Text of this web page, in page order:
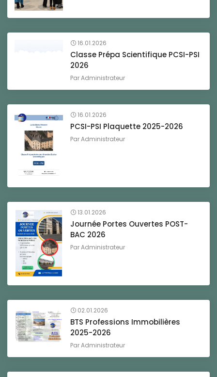
16.01.2026
Classe Prépa Scientifique PCSI-PSI
2026
ParAdministrateur
16.01.2026
PCSI-PSI Plaquette 2025-2026
ParAdministrateur
13.01.2026
Journée Portes Ouvertes POST-
BAC 2026
ParAdministrateur
02.01.2026
BTS Professions Immobilières
2025-2026
ParAdministrateur